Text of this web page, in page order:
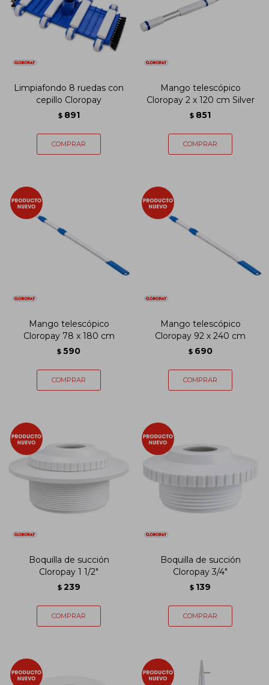
Limpiafondo 8 ruedas con
cepillo Cloropay
$ 891
Mango telescópico
Cloropay 2 x 120 cm Silver
$ 851
Mango telescópico
Cloropay 78 x 180 cm
$ 590
Mango telescópico
Cloropay 92 x 240 cm
$ 690
Boquilla de succión
Cloropay 1 1/2"
$ 239
Boquilla de succión
Cloropay 3/4"
$ 139